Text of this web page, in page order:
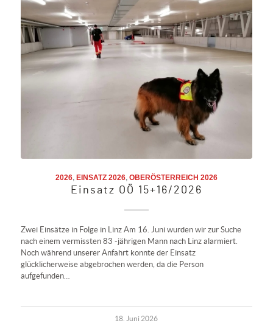
2026, EINSATZ 2026, OBERÖSTERREICH 2026
Einsatz OÖ 15+16/2026
Zwei Einsätze in Folge in Linz Am 16. Juni wurden wir zur Suche
nach einem vermissten 83 -jährigen Mann nach Linz alarmiert.
Noch während unserer Anfahrt konnte der Einsatz
glücklicherweise abgebrochen werden, da die Person
aufgefunden…
18. Juni 2026